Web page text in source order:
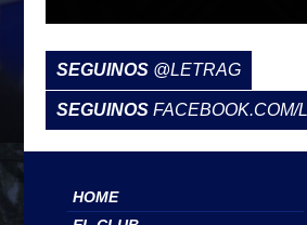
SEGUINOS @LETRAG
SEGUINOSFACEBOOK.COM/
HOME